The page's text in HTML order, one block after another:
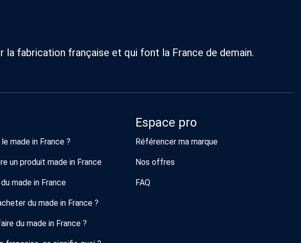
fabrication française et qui font la France de demain.
made in France ?
un produit made in France
made in France
du made in France ?
du made in France ?
Espace pro
Référencer ma marque
Nos offres
FAQ